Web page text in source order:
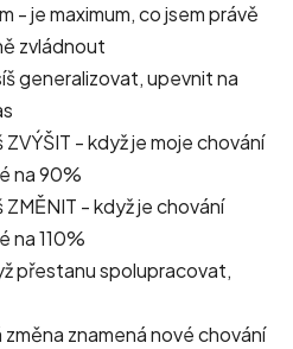
- je maximum, co jsem právě
zvládnout
generalizovat, upevnit na
- když je moje chování
na 90%
- když je chování
na 110%
přestanu spolupracovat,
změna znamená nové chování